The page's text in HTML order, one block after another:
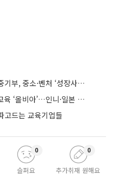
‘창업-도약-재도전’ 연결… 중기부, 중소·벤처 ‘성장사다리’ 짓는다
우즈벡서 보폭 넓히는 비상교육 ‘올비아’…인니·일본 진출 타진
고드는 교육기업들
슬퍼요
0
추가취재 원해요
0